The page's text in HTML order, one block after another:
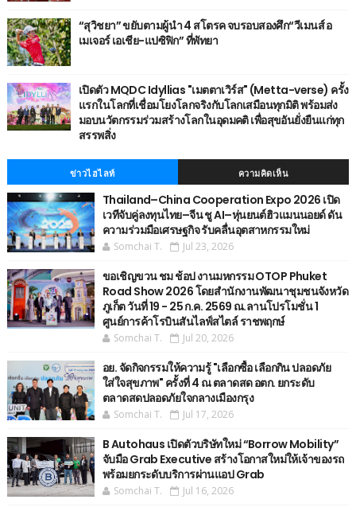
“สุวิชยา” ขยับตามผู้นำ 4 สโตรค จบรอบสองศึก“วีเมนส์ อ
เมเจอร์ เอเชีย-แปซิฟิก” ที่พัทยา
เปิดตัว MQDC Idyllias "เมตตาเวิร์ส" (Metta-verse) ครั้ง
แรกในโลกที่เชื่อมโยงโลกจริงกับโลกเสมือนทุกมิติ พร้อมส่ง
มอบนวัตกรรมร่วมสร้างโลกในอุดมคติ เพื่อสุขอันยั่งยืนแก่ทุก
สรรพสิ่ง
ข่าวไฮไลท์ ความคิดเห็น
Thailand–China Cooperation Expo 2026 เปิด
เวทีจับคู่ลงทุนไทย–จีน ชู AI–หุ่นยนต์ฮิวแมนนอยด์ ดัน
ความร่วมมือเศรษฐกิจ รับคลื่นอุตสาหกรรมใหม่
Somchai T. Jul 23, 2026
ขอเชิญขวน ชม ช้อป งานมหกรรม OTOP Phuket
Road Show 2026 โดยสำนักงานพัฒนาชุมชนจังหวัด
ภูเก็ต วันที่ 19 - 25 ก.ค. 2569 ณ.ลานโปรโมชั่น 1
ศูนย์การค้าโรบินสันไลฟ์สไตล์ ราชพฤกษ์
Somchai T. Jul 20, 2026
อย. จัดกิจกรรมให้ความรู้ "เลือกซื้อ เลือกกิน ปลอดภัย
ใส่ใจสุขภาพ" ครั้งที่ 4 ณ ตลาดสด อตก. ยกระดับ
ตลาดสดปลอดภัยใจกลางเมืองกรุง
Somchai T. Jul 17, 2026
B Autohaus เปิดตัวบริษัทใหม่ “Borrow Mobility”
จับมือ Grab Executive สร้างโอกาสใหม่ให้เจ้าของรถ
พร้อมยกระดับบริการผ่านแอป Grab
Somchai T. Jul 16, 2026